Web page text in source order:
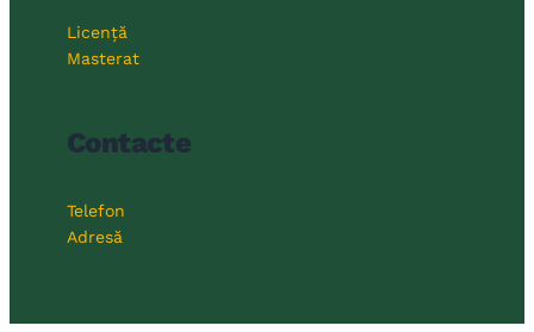
Licență
Masterat
Contacte
Telefon
Adresă